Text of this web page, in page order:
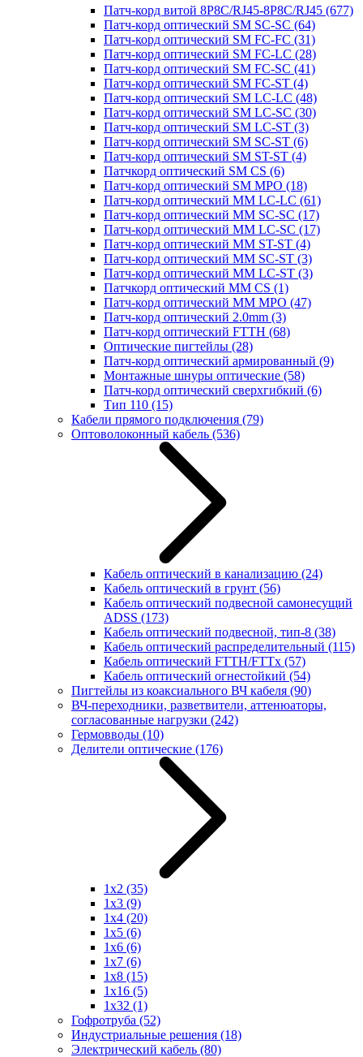
Патч-корд витой 8P8C/RJ45-8P8C/RJ45 (677)
Патч-корд оптический SM SC-SC (64)
Патч-корд оптический SM FC-FC (31)
Патч-корд оптический SM FC-LC (28)
Патч-корд оптический SM FC-SC (41)
Патч-корд оптический SM FC-ST (4)
Патч-корд оптический SM LC-LC (48)
Патч-корд оптический SM LC-SC (30)
Патч-корд оптический SM LC-ST (3)
Патч-корд оптический SM SC-ST (6)
Патч-корд оптический SM ST-ST (4)
Патчкорд оптический SM CS (6)
Патч-корд оптический SM MPO (18)
Патч-корд оптический MM LC-LC (61)
Патч-корд оптический MM SC-SC (17)
Патч-корд оптический MM LC-SC (17)
Патч-корд оптический MM ST-ST (4)
Патч-корд оптический MM SC-ST (3)
Патч-корд оптический MM LC-ST (3)
Патчкорд оптический MM CS (1)
Патч-корд оптический MM MPO (47)
Патч-корд оптический 2.0mm (3)
Патч-корд оптический FTTH (68)
Оптические пигтейлы (28)
Патч-корд оптический армированный (9)
Монтажные шнуры оптические (58)
Патч-корд оптический сверхгибкий (6)
Тип 110 (15)
Кабели прямого подключения (79)
Оптоволоконный кабель (536)
Кабель оптический в канализацию (24)
Кабель оптический в грунт (56)
Кабель оптический подвесной самонесущий
ADSS (173)
Кабель оптический подвесной, тип-8 (38)
Кабель оптический распределительный (115)
Кабель оптический FTTH/FTTx (57)
Кабель оптический огнестойкий (54)
Пигтейлы из коаксиального ВЧ кабеля (90)
ВЧ-переходники, разветвители, аттенюаторы,
согласованные нагрузки (242)
Гермовводы (10)
Делители оптические (176)
1x2 (35)
1x3 (9)
1x4 (20)
1x5 (6)
1x6 (6)
1x7 (6)
1x8 (15)
1x16 (5)
1x32 (1)
Гофротруба (52)
Индустриальные решения (18)
Электрический кабель (80)